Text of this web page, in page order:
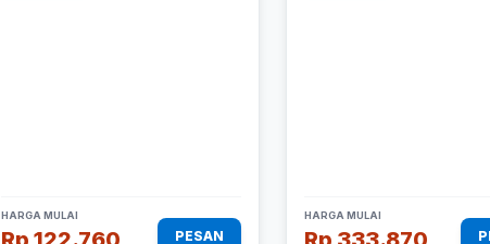
HARGA MULAI
PESAN
HARGA MULAI